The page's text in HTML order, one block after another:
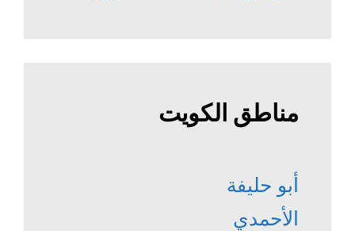
مناطق الكويت
أبو حليفة
الأحمدي